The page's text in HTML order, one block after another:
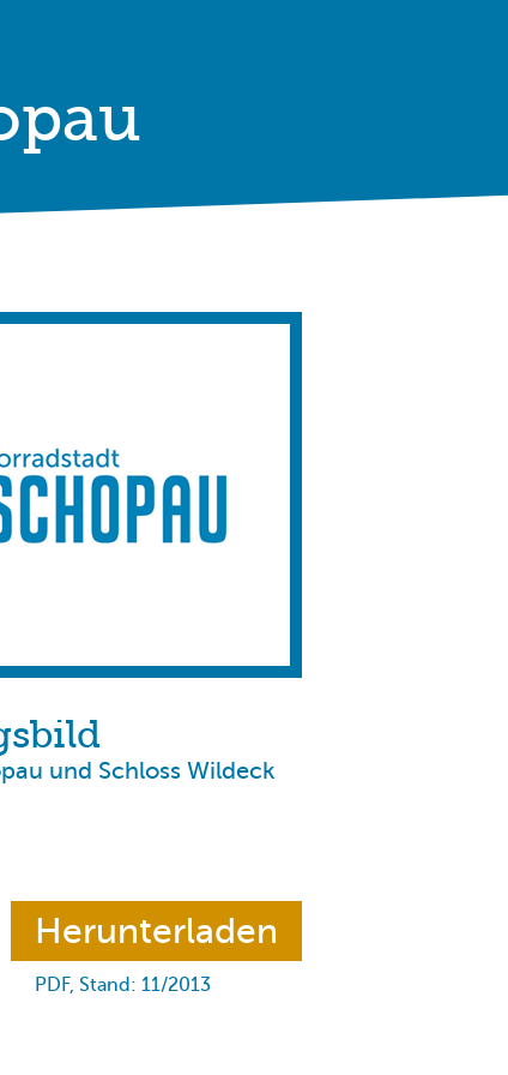
und Schloss Wildeck
Herunterladen
PDF, Stand: 11/2013